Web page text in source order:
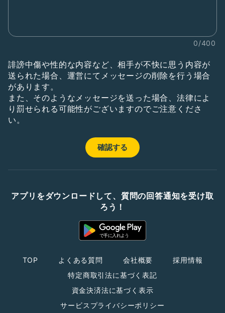
0/400
誹謗中傷や性的な内容など、相手が不快に思う内容が
送られた場合、運営にてメッセージの削除を行う場合
があります。
また、そのようなメッセージを送った場合、法律によ
り罰せられる可能性がございますのでご注意くださ
い。
アプリをダウンロードして、質問の回答通知を受け取
ろう！
TOP よくある質問 会社概要
採用情報
特定商取引法に基づく表記
資金決済法に基づく表示
サービスプライバシーポリシー